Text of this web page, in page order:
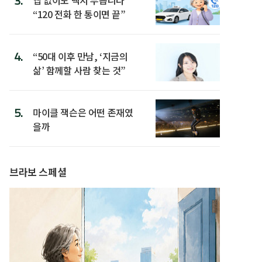
“120 전화 한 통이면 끝”
4.
“50대 이후 만남, ‘지금의
삶’ 함께할 사람 찾는 것”
5.
마이클 잭슨은 어떤 존재였
을까
브라보 스페셜